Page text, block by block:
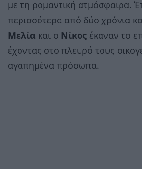
με τη ρομαντική ατμόσφαιρα.
περισσότερα από δύο χρόνια
Μελία και ο Νίκος έκαναν το
έχοντας στο πλευρό τους
αγαπημένα πρόσωπα.